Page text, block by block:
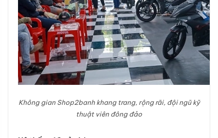
Không gian Shop2banh khang trang, rộng rãi, đội ngũ kỹ
thuật viên đông đảo